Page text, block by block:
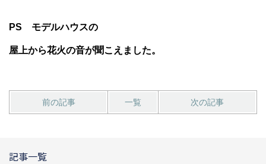
PS モデルハウスの
屋上から花火の音が聞こえました。
前の記事 一覧 次の記事
記事一覧